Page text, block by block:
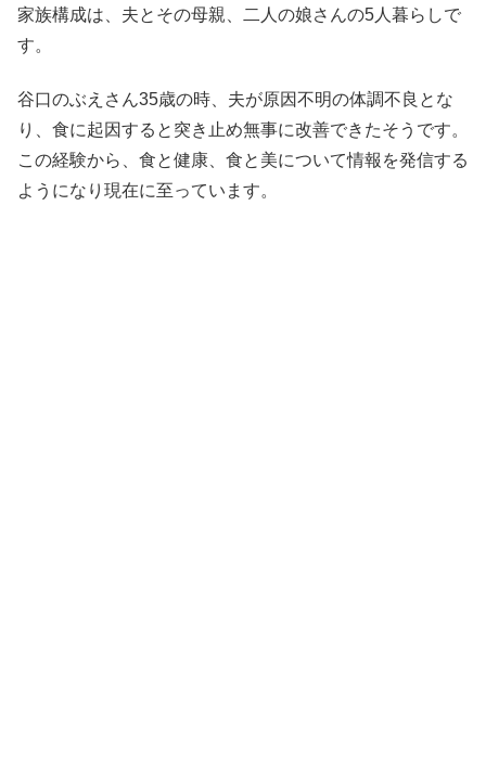
家族構成は、夫とその母親、二人の娘さんの5人暮らしで
す。
谷口のぶえさん35歳の時、夫が原因不明の体調不良とな
り、食に起因すると突き止め無事に改善できたそうです。
この経験から、食と健康、食と美について情報を発信する
ようになり現在に至っています。